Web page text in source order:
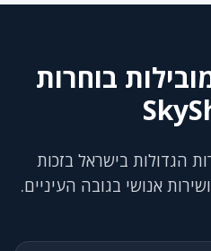
בוחרות
הגדולות בישראל בזכות
אנושי בגובה העיניים.